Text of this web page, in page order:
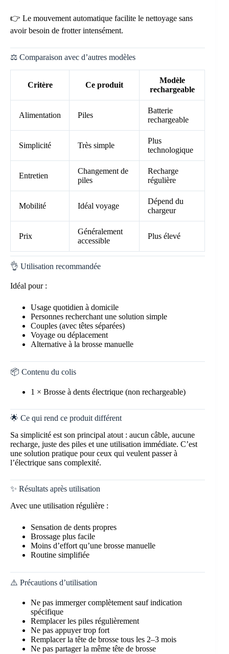
👉 Le mouvement automatique facilite le nettoyage sans
avoir besoin de frotter intensément.
⚖️ Comparaison avec d’autres modèles
Critère Ce produit
Modèle
rechargeable
Alimentation Piles
Batterie
rechargeable
Simplicité Très simple
Plus
technologique
Entretien
Changement de
piles
Recharge
régulière
Mobilité Idéal voyage
Dépend du
chargeur
Prix
Généralement
accessible
Plus élevé
👌 Utilisation recommandée
Idéal pour :
Usage quotidien à domicile
Personnes recherchant une solution simple
Couples (avec têtes séparées)
Voyage ou déplacement
Alternative à la brosse manuelle
📦 Contenu du colis
1 × Brosse à dents électrique (non rechargeable)
🌟 Ce qui rend ce produit différent
Sa simplicité est son principal atout : aucun câble, aucune
recharge, juste des piles et une utilisation immédiate. C’est
une solution pratique pour ceux qui veulent passer à
l’électrique sans complexité.
✨ Résultats après utilisation
Avec une utilisation régulière :
Sensation de dents propres
Brossage plus facile
Moins d’effort qu’une brosse manuelle
Routine simplifiée
⚠️ Précautions d’utilisation
Ne pas immerger complètement sauf indication
spécifique
Remplacer les piles régulièrement
Ne pas appuyer trop fort
Remplacer la tête de brosse tous les 2–3 mois
Ne pas partager la même tête de brosse